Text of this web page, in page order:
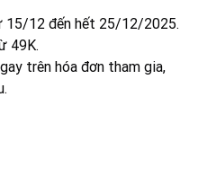
15/12 đến hết 25/12/2025.
49K.
trên hóa đơn tham gia,